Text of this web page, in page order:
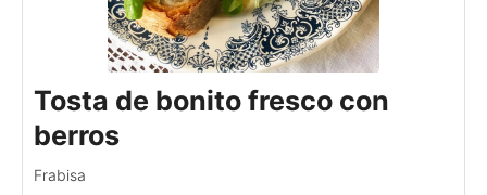
Tosta de bonito fresco con
berros
Frabisa